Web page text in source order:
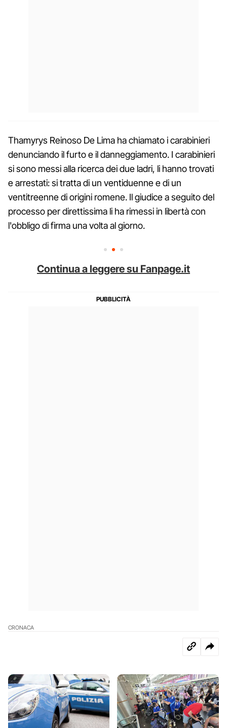
Thamyrys Reinoso De Lima ha chiamato i carabinieri
denunciando il furto e il danneggiamento. I carabinieri
si sono messi alla ricerca dei due ladri, li hanno trovati
e arrestati: si tratta di un ventiduenne e di un
ventitreenne di origini romene. Il giudice a seguito del
processo per direttissima li ha rimessi in libertà con
l'obbligo di firma una volta al giorno.
Continua a leggere su Fanpage.it
CRONACA